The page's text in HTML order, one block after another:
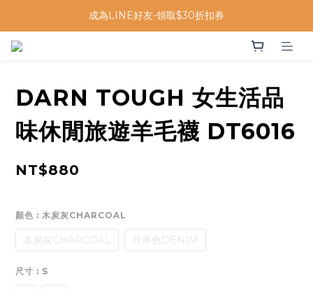
成為LINE好友-領取$30折扣券
DARN TOUGH 女生活品
味休閒旅遊羊毛襪 DT6016
NT$880
顏色 : 木炭灰CHARCOAL
木炭灰CHARCOAL 丹寧色DENIM
尺寸 : S